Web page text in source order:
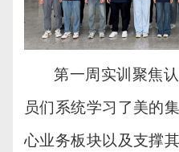
第一周实训 聚焦
员们系统学习了美的
心业务板块以及支撑